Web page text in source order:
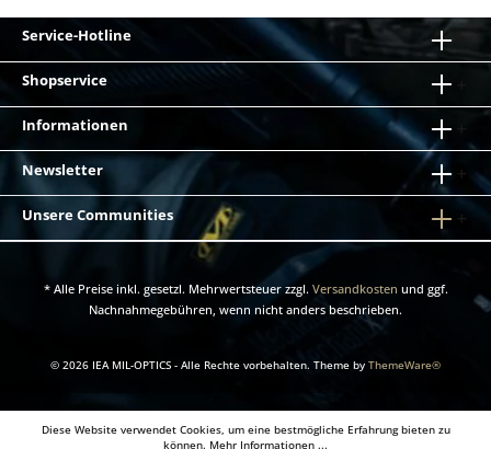
Service-Hotline
Shopservice
Informationen
Newsletter
Unsere Communities
* Alle Preise inkl. gesetzl. Mehrwertsteuer zzgl. Versandkosten und ggf.
Nachnahmegebühren, wenn nicht anders beschrieben.
© 2026 IEA MIL-OPTICS - Alle Rechte vorbehalten. Theme by ThemeWare®
Diese Website verwendet Cookies, um eine bestmögliche Erfahrung bieten zu
können. Mehr Informationen ...